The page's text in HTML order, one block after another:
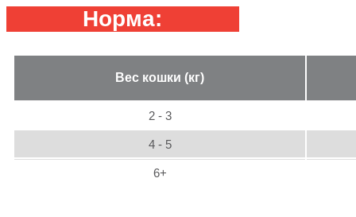
Норма:
Вес кошки (кг)
2 - 3
4 - 5
6+